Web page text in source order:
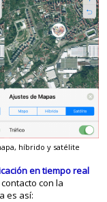
híbrido y satélite
en tiempo real
con la
es así: